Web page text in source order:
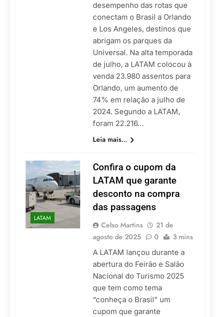
desempenho das rotas que
conectam o Brasil a Orlando
e Los Angeles, destinos que
abrigam os parques da
Universal. Na alta temporada
de julho, a LATAM colocou à
venda 23.980 assentos para
Orlando, um aumento de
74% em relação a julho de
2024. Segundo a LATAM,
foram 22.216…
Leia mais...
LATAM
Confira o cupom da
LATAM que garante
desconto na compra
das passagens
Celso Martins
21 de
agosto de 2025
0 3 mins
A LATAM lançou durante a
abertura do Feirão e Salão
Nacional do Turismo 2025
que tem como tema
“conheça o Brasil” um
cupom que garante